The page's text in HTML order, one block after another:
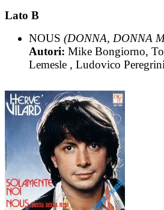
Lato B
NOUS (DONNA, DONNA
Autori: Mike Bongiorno,
Lemesle , Ludovico